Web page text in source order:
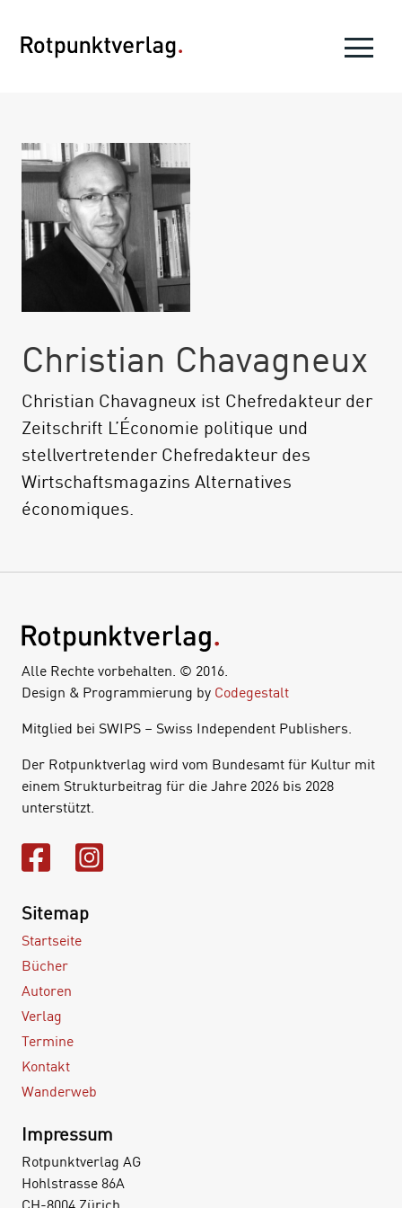
Christian Chavagneux
Christian Chavagneux ist Chefredakteur der
Zeitschrift L’Économie politique und
stellvertretender Chefredakteur des
Wirtschaftsmagazins Alternatives
économiques.
Alle Rechte vorbehalten. © 2016.
Design & Programmierung by Codegestalt
Mitglied bei SWIPS – Swiss Independent Publishers.
Der Rotpunktverlag wird vom Bundesamt für Kultur mit
einem Strukturbeitrag für die Jahre 2026 bis 2028
unterstützt.
Sitemap
Startseite
Bücher
Autoren
Verlag
Termine
Kontakt
Wanderweb
Impressum
Rotpunktverlag AG
Hohlstrasse 86A
CH-8004 Zürich